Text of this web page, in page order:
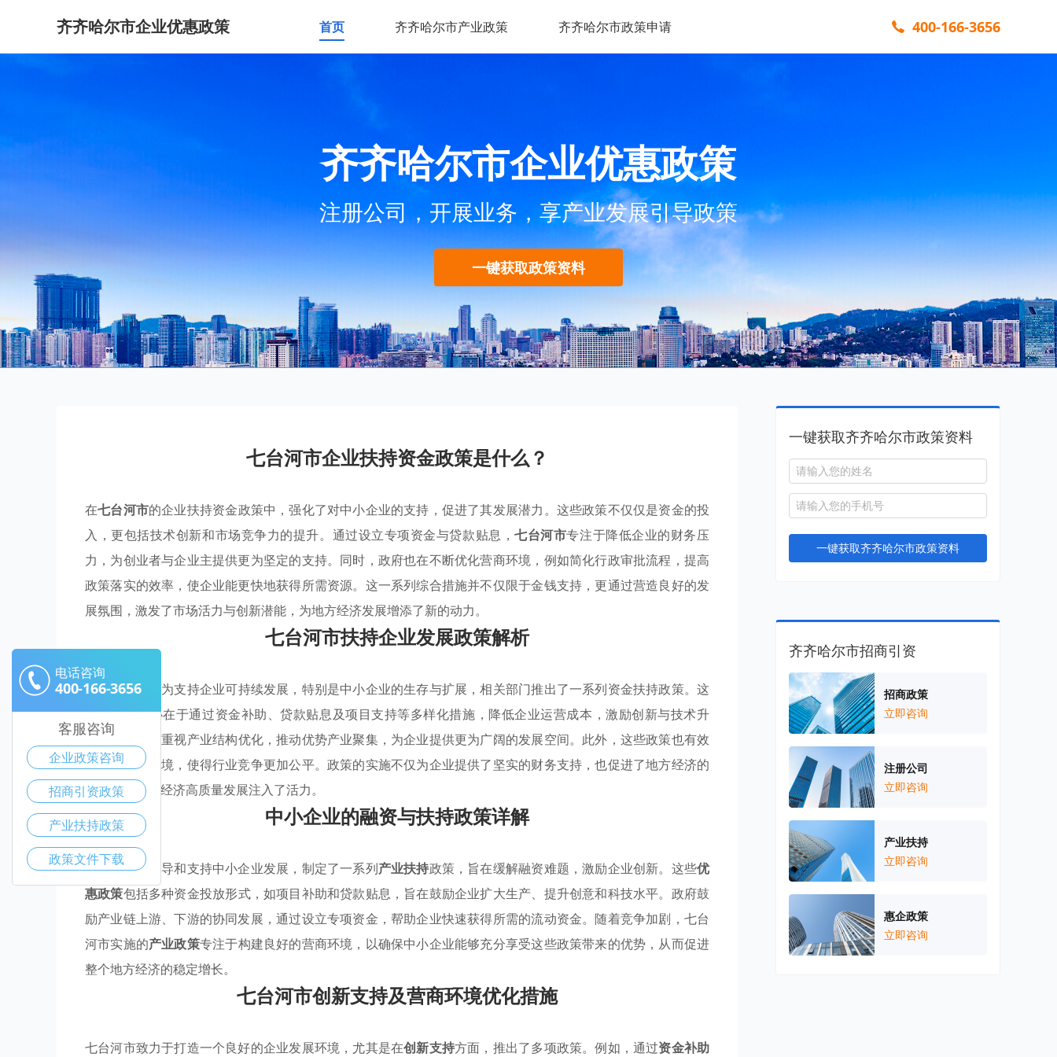
齐齐哈尔市企业优惠政策 首页 齐齐哈尔市产业政策 齐齐哈尔市政策申请 400-166-3656
齐齐哈尔市企业优惠政策
注册公司，开展业务，享产业发展引导政策
一键获取政策资料
七台河市企业扶持资金政策是什么？
在七台河市的企业扶持资金政策中，强化了对中小企业的支持，促进了其发展潜力。这些政策不仅仅是资金的投
入，更包括技术创新和市场竞争力的提升。通过设立专项资金与贷款贴息，七台河市专注于降低企业的财务压
力，为创业者与企业主提供更为坚定的支持。同时，政府也在不断优化营商环境，例如简化行政审批流程，提高
政策落实的效率，使企业能更快地获得所需资源。这一系列综合措施并不仅限于金钱支持，更通过营造良好的发
展氛围，激发了市场活力与创新潜能，为地方经济发展增添了新的动力。
七台河市扶持企业发展政策解析
在七台河市
，为支持企业可持续发展，特别是中小企业的生存与扩展，相关部门推出了一系列资金扶持政策。这
些政策的核心在于通过资金补助、贷款贴息及项目支持等多样化措施，降低企业运营成本，激励创新与技术升
级。 七台河市重视产业结构优化，推动优势产业聚集，为企业提供更为广阔的发展空间。此外，这些政策也有效
改善了营商环境，使得行业竞争更加公平。政策的实施不仅为企业提供了坚实的财务支持，也促进了地方经济的
稳定增长，为经济高质量发展注入了活力。
中小企业的融资与扶持政策详解
七台河市为引导和支持中小企业发展，制定了一系列产业扶持政策，旨在缓解融资难题，激励企业创新。这些优
惠政策包括多种资金投放形式，如项目补助和贷款贴息，旨在鼓励企业扩大生产、提升创意和科技水平。政府鼓
励产业链上游、下游的协同发展，通过设立专项资金，帮助企业快速获得所需的流动资金。随着竞争加剧，七台
河市实施的产业政策专注于构建良好的营商环境，以确保中小企业能够充分享受这些政策带来的优势，从而促进
整个地方经济的稳定增长。
七台河市创新支持及营商环境优化措施
七台河市致力于打造一个良好的企业发展环境，尤其是在创新支持方面，推出了多项政策。例如，通过资金补助
一键获取齐齐哈尔市政策资料
一键获取齐齐哈尔市政策资料
齐齐哈尔市招商引资
招商政策
立即咨询
注册公司
立即咨询
产业扶持
立即咨询
惠企政策
立即咨询
电话咨询
400-166-3656
客服咨询
企业政策咨询
招商引资政策
产业扶持政策
政策文件下载